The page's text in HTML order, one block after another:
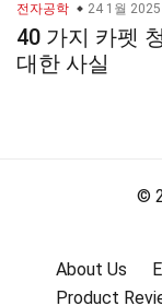
전자공학 24 1월 2025
40 가지 카펫
대한 사실
©
About Us
Product